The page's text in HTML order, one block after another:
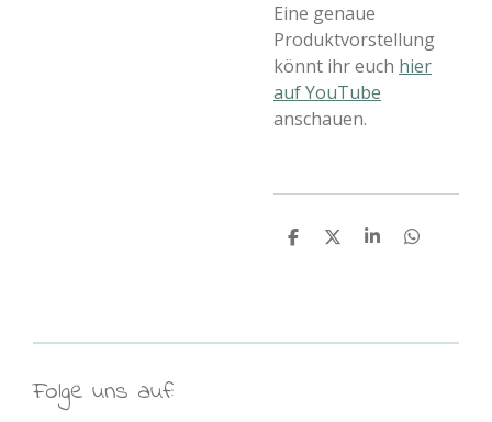
Eine genaue
Produktvorstellung
könnt ihr euch hier
auf YouTube
anschauen.
T
T
T
T
Folge uns auf: